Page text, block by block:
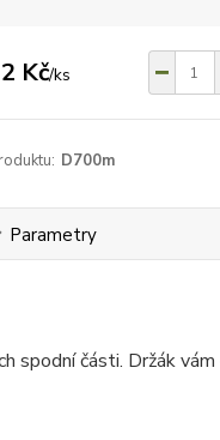
Kč/ks
D700m
Parametry
spodní části. Držák